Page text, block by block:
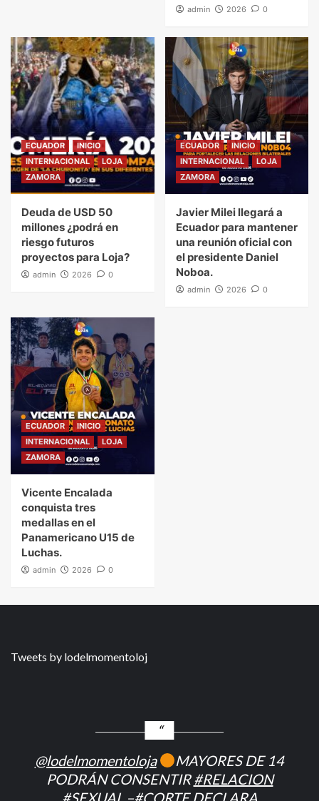
admin 2026 0
ECUADOR
INICIO
INTERNACIONAL
LOJA
ZAMORA
Deuda de USD 50
millones ¿podrá en
riesgo futuros
proyectos para Loja?
admin 2026 0
ECUADOR
INICIO
INTERNACIONAL
LOJA
ZAMORA
Javier Milei llegará a
Ecuador para mantener
una reunión oficial con
el presidente Daniel
Noboa.
admin 2026 0
ECUADOR
INICIO
INTERNACIONAL
LOJA
ZAMORA
Vicente Encalada
conquista tres
medallas en el
Panamericano U15 de
Luchas.
admin 2026 0
Tweets by lodelmomentoloj
@lodelmomentoloja
MAYORES DE 14
PODRÁN CONSENTIR#RELACION
#SEXUAL –#CORTEDECLARA